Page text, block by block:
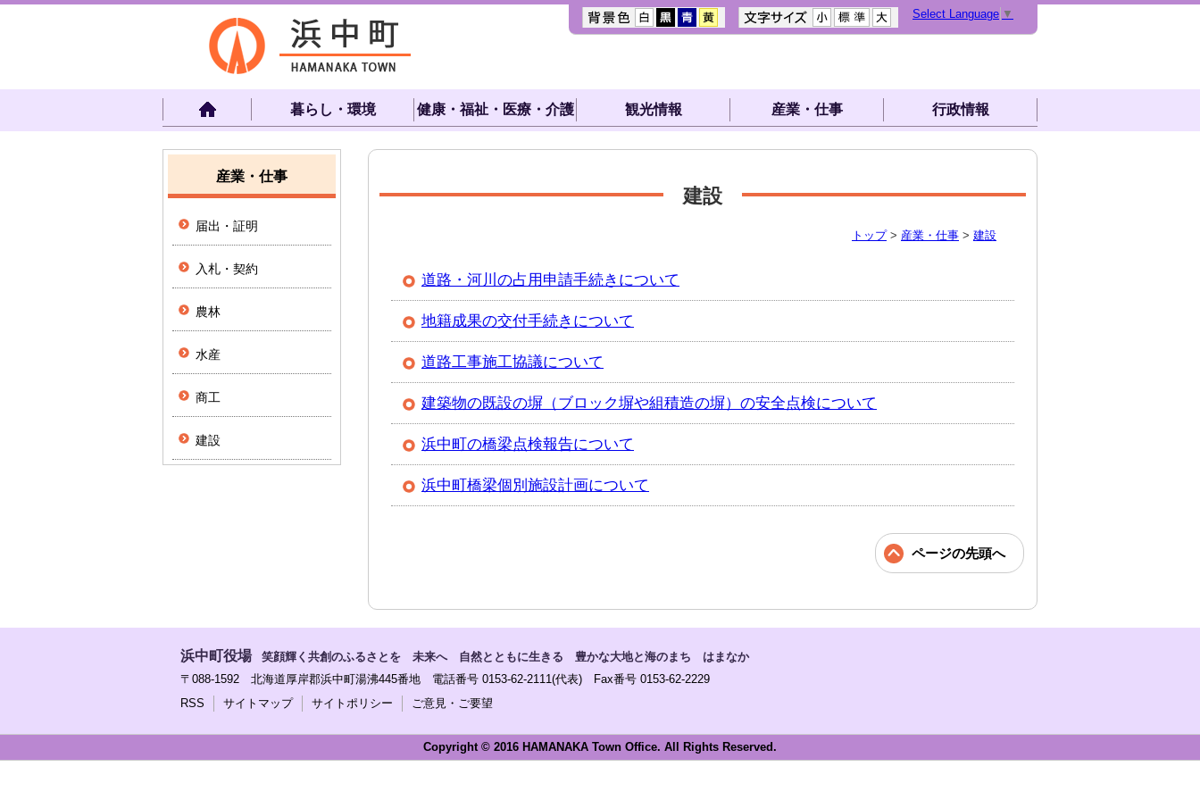
Select Language ▼
暮らし・環境 健康・福祉・医療・介護 観光情報 産業・仕事 行政情報
建設
トップ> 産業・仕事 > 建設
道路・河川の占用申請手続きについて
地籍成果の交付手続きについて
道路工事施工協議について
建築物の既設の塀（ブロック塀や組積造の塀）の安全点検について
浜中町の橋梁点検報告について
浜中町橋梁個別施設計画について
ページの先頭へ
産業・仕事
届出・証明
入札・契約
農林
水産
商工
建設
浜中町役場
笑顔輝く共創のふるさとを 未来へ 自然とともに生きる 豊かな大地と海のまち はまなか
〒088-1592 北海道厚岸郡浜中町湯沸445番地 電話番号 0153-62-2111(代表) Fax番号 0153-62-2229
RSS
サイトマップ サイトポリシー ご意見・ご要望
Copyright © 2016 HAMANAKA Town Office. All Rights Reserved.